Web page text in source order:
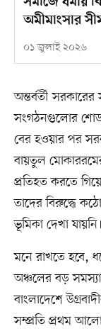
অমীমাংসার
০১ জুলাই ২০২৬
অন্তর্বর্তী
সংগঠনগুলোর
বের হওয়ার পর
বায়তুল
প্রতিহত করতে
তাদের বিরুদ্ধে
ভূমিকা দেখা যায়নি।
মনে রাখতে হবে,
অঞ্চলের বড়
বাংলাদেশে
সম্প্রতি প্রথম